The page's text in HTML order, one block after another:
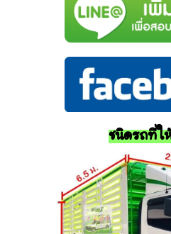
ชนิดรถที่ใ